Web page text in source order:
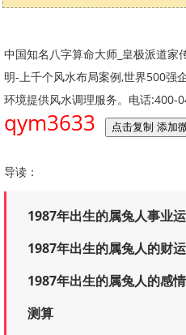
中国知名八字算命大师_皇极派道家
明-上千个风水布局案例,世界500强
环境提供风水调理服务。电话
qym3633 点击复制 添加
导读：
1987年出生的属兔人事业
1987年出生的属兔人的财运
1987年出生的属兔人的感
测算